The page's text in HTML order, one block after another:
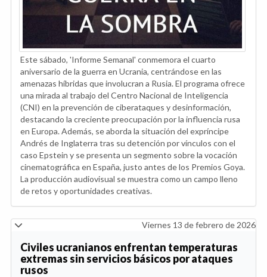
Este sábado, 'Informe Semanal' conmemora el cuarto
aniversario de la guerra en Ucrania, centrándose en las
amenazas híbridas que involucran a Rusia. El programa ofrece
una mirada al trabajo del Centro Nacional de Inteligencia
(CNI) en la prevención de ciberataques y desinformación,
destacando la creciente preocupación por la influencia rusa
en Europa. Además, se aborda la situación del expríncipe
Andrés de Inglaterra tras su detención por vínculos con el
caso Epstein y se presenta un segmento sobre la vocación
cinematográfica en España, justo antes de los Premios Goya.
La producción audiovisual se muestra como un campo lleno
de retos y oportunidades creativas.
Viernes 13 de febrero de 2026
Civiles ucranianos enfrentan temperaturas
extremas sin servicios básicos por ataques
rusos